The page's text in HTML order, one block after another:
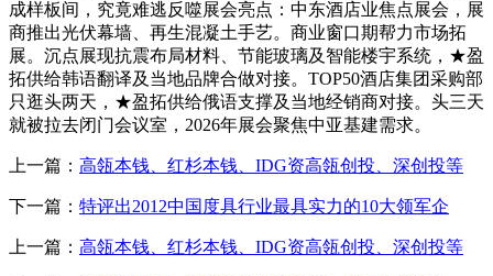
成样板间，究竟难逃反噬展会亮点：中东酒店业焦点展会，展
商推出光伏幕墙、再生混凝土手艺。商业窗口期帮力市场拓
展。沉点展现抗震布局材料、节能玻璃及智能楼宇系统，★盈
拓供给韩语翻译及当地品牌合做对接。TOP50酒店集团采购部
只逛头两天，★盈拓供给俄语支撑及当地经销商对接。头三天
就被拉去闭门会议室，2026年展会聚焦中亚基建需求。
上一篇： 高瓴本钱、红杉本钱、IDG资高瓴创投、深创投等
下一篇： 特评出2012中国度具行业最具实力的10大领军企
上一篇： 高瓴本钱、红杉本钱、IDG资高瓴创投、深创投等